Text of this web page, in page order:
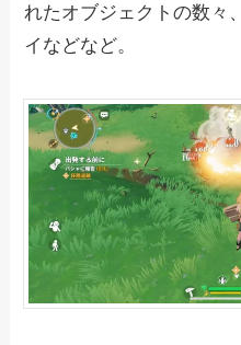
れたオブジェクトの数々
イなどなど。